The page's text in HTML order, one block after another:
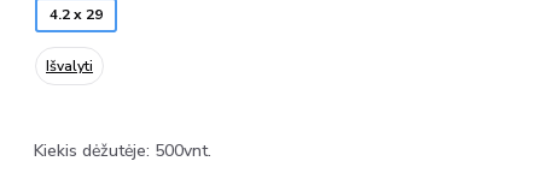
4.2 x 29
Išvalyti
Kiekis dėžutėje: 500vnt.